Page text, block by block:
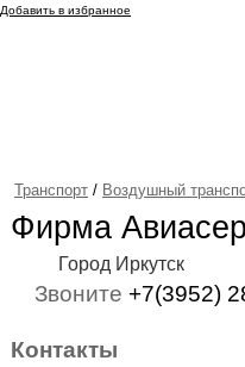
Добавить в избранное
Транспорт / Воздушный
Фирма
Город Иркутск
Звоните +7(3952)
Контакты